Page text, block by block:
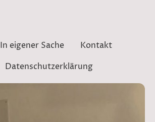
In eigener Sache
Kontakt
Datenschutzerklärung